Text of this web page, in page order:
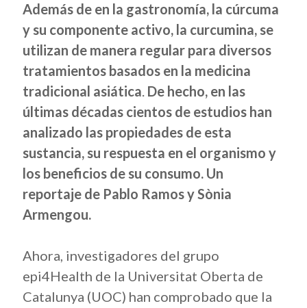
Además de en la gastronomía, la cúrcuma
y su componente activo, la curcumina, se
utilizan de manera regular para diversos
tratamientos basados en la medicina
tradicional asiática. De hecho, en las
últimas décadas cientos de estudios han
analizado las propiedades de esta
sustancia, su respuesta en el organismo y
los beneficios de su consumo. Un
reportaje de Pablo Ramos y Sònia
Armengou.
Ahora, investigadores del grupo
epi4Health de la Universitat Oberta de
Catalunya (UOC) han comprobado que la